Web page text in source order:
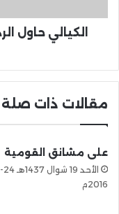
الكيالي حاول
مقالات ذات صلة
على مشانق القومية
2016م